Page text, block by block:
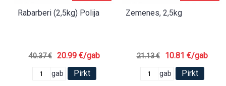
Rabarberi (2,5kg) Polija
40.37 € 20.99 €/gab
gab Pirkt
Zemenes, 2,5kg
21.13 € 10.81 €/gab
gab Pirkt